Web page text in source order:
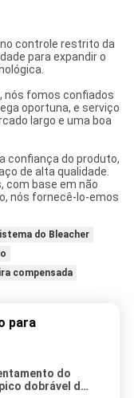
controle restrito da
para expandir o
nós fomos confiados
oportuna, e serviço
largo e uma boa
confiança do produto,
de alta qualidade.
com base em não
nós fornecê-lo-emos
do Bleacher
compensada
para
do
dobrável da